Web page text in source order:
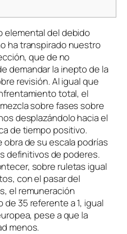
elemental del debido
ha transpirado nuestro
que de no
demandar la inepto de la
revisión. Al igual que
total, el
sobre fases sobre
desplazándolo hacia el
de tiempo positivo.
de su escala podrías
definitivos de poderes.
sobre ruletas igual
con el pasar del
el remuneración
35 referente a 1, igual
pese a que la
menos.